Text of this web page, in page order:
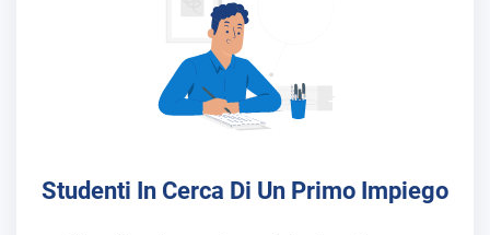
Studenti In Cerca Di Un Primo Impiego